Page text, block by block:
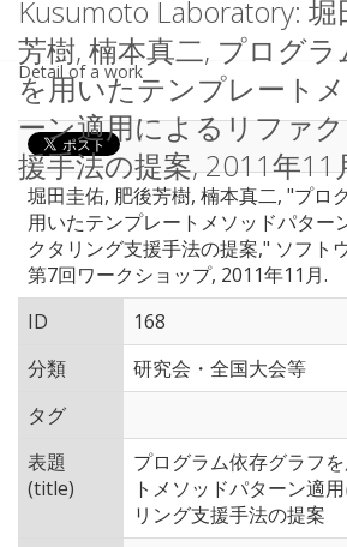
Kusumoto Laboratory: 堀
芳樹, 楠本真二, プログ
を用いたテンプレート
ーン適用によるリファ
援手法の提案, 2011年11
Detail of a work
堀田圭佑, 肥後芳樹, 楠本真二, "プロ
用いたテンプレートメソッドパター
クタリング支援手法の提案," ソフト
第7回ワークショップ, 2011年11月.
ID
168
分類
研究会・全国大会等
タグ
表題
(title)
プログラム依存グラフ
トメソッドパターン適
リング支援手法の提案